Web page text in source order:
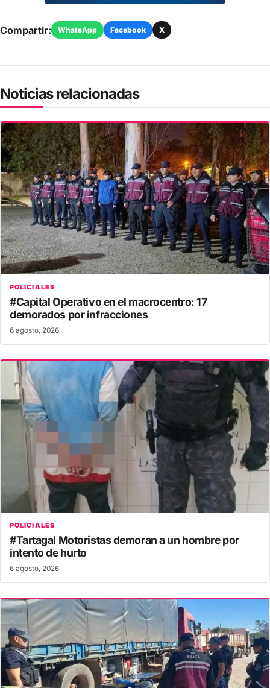
Compartir: WhatsApp Facebook X
Noticias relacionadas
POLICIALES
#Capital Operativo en el macrocentro: 17
demorados por infracciones
6 agosto, 2026
POLICIALES
#Tartagal Motoristas demoran a un hombre por
intento de hurto
6 agosto, 2026